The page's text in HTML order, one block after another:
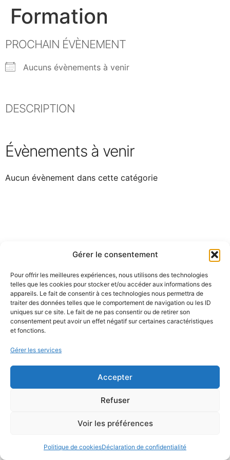
Gérer le consentement
Pour offrir les meilleures expériences, nous utilisons des technologies
telles que les cookies pour stocker et/ou accéder aux informations des
appareils. Le fait de consentir à ces technologies nous permettra de
traiter des données telles que le comportement de navigation ou les ID
uniques sur ce site. Le fait de ne pas consentir ou de retirer son
consentement peut avoir un effet négatif sur certaines caractéristiques
et fonctions.
Gérer les services
Accepter
Refuser
Voir les préférences
Politique de cookiesDéclaration de confidentialité
Formation
PROCHAIN ÉVÈNEMENT
Aucuns évènements à venir
DESCRIPTION
Évènements à venir
Aucun évènement dans cette catégorie